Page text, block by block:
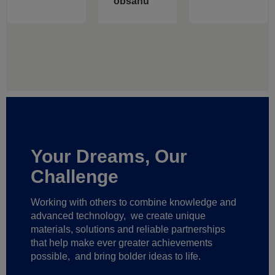
Your Dreams, Our
Challenge
Working with others to combine knowledge and
advanced technology, we create unique
materials, solutions and reliable partnerships
that help make ever greater achievements
possible, and bring bolder ideas to life.